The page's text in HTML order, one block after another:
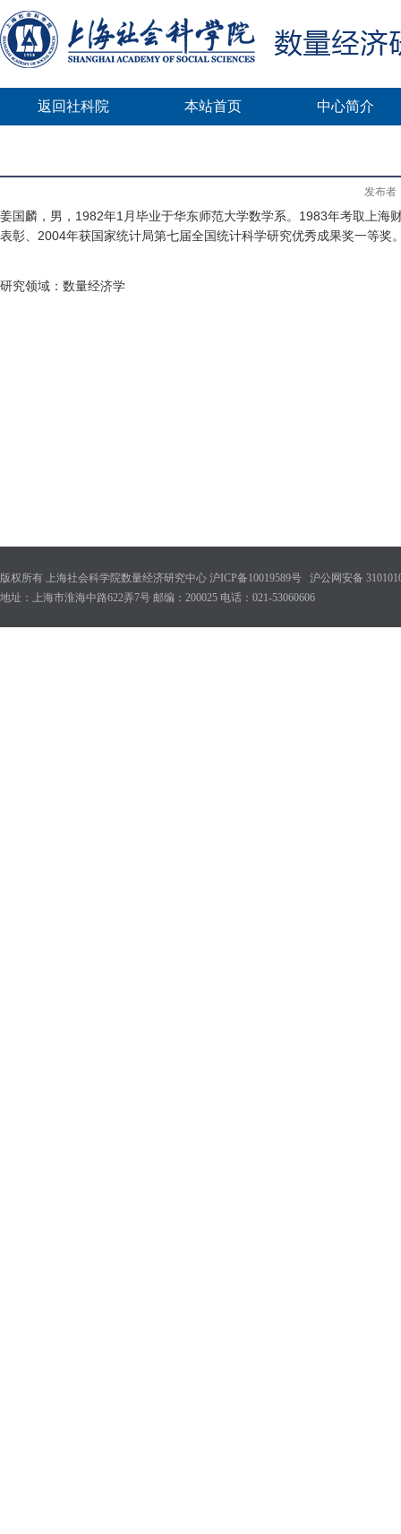
返回社科院 本站首页 中心简介
发布者
姜国麟，男， 1982年1 月毕业于华东师范大学数学系。 1983年考取上海
表彰、 2004年获国家统计局第七届全国统计科学研究优秀成果奖一等奖
研究领域：数量经济学
版权所有 上海社会科学院数量经济研究中心 沪ICP备10019589号 沪公网安备
地址：上海市淮海中路622弄7号 邮编：200025 电话：021-53060606